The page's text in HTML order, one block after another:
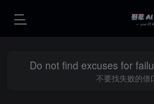
Do not find excuses for
不要找失败的借